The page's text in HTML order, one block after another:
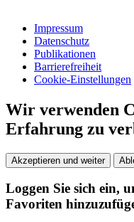
Impressum
Datenschutz
Publikationen
Barrierefreiheit
Cookie-Einstellungen
Wir verwenden
Erfahrung zu
Akzeptieren und weiter
Loggen Sie sich ein,
Favoriten